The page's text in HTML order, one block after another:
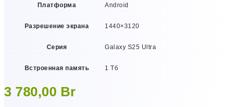
Платформа Android
Разрешение экрана 1440×3120
Серия Galaxy S25 Ultra
Встроенная память 1 Тб
3 780,00 Br